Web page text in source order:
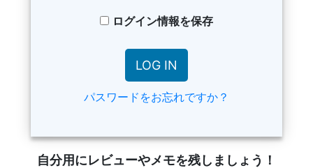
ログイン情報を保存
パスワードをお忘れですか？
自分用にレビューやメモを残しましょう！